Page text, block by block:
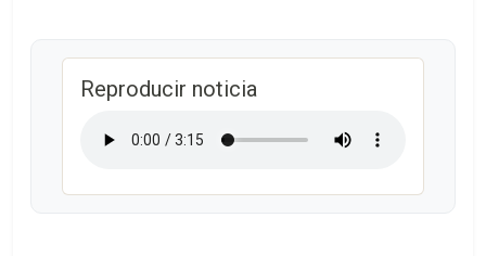
Reproducir noticia